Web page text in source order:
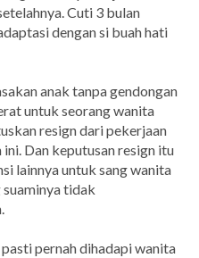
Cuti 3 bulan
dengan si buah hati
anak tanpa gendongan
untuk seorang wanita
resign dari pekerjaan
Dan keputusan resign itu
lainnya untuk sang wanita
tidak
pernah dihadapi wanita